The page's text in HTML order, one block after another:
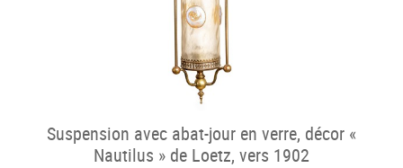
Suspension avec abat-jour en verre, décor «
Nautilus » de Loetz, vers 1902